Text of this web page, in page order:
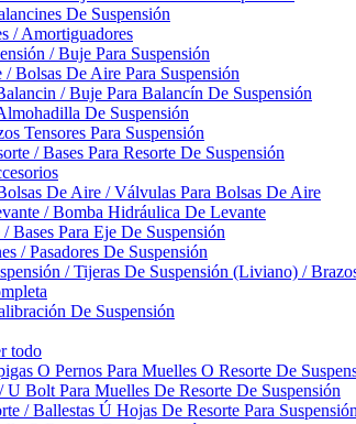
De Suspensión
/ Amortiguadores
/ Buje Para Suspensión
Bolsas De Aire Para Suspensión
/ Buje Para Balancín De Suspensión
De Suspensión
Tensores Para Suspensión
/ Bases Para Resorte De Suspensión
De Aire / Válvulas Para Bolsas De Aire
/ Bomba Hidráulica De Levante
Bases Para Eje De Suspensión
/ Pasadores De Suspensión
/ Tijeras De Suspensión (Liviano) /
De Suspensión
todo
O Pernos Para Muelles O Resorte De
U Bolt Para Muelles De Resorte De Suspensión
/ Ballestas Ú Hojas De Resorte Para Suspensión